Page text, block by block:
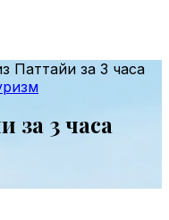
Паттайи за 3 часа
за 3 часа